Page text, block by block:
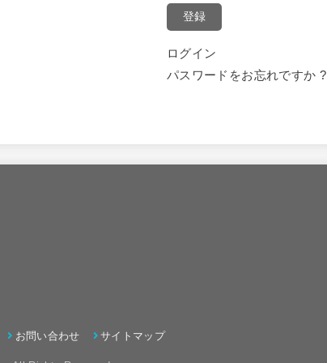
登録
ログイン
パスワードをお忘れですか ?
お問い合わせ サイトマップ